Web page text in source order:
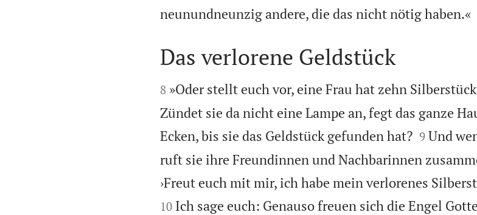
neunundneunzig andere, die das nicht nötig haben.«

Das verlorene Geldstück

8 »Oder stellt euch vor, eine Frau hat zehn
Zündet sie da nicht eine Lampe an, fegt das ganze
Ecken, bis sie das Geldstück gefunden hat?
9 Und
ruft sie ihre Freundinnen und Nachbarinnen
›Freut euch mit mir, ich habe mein verlorenes
10 Ich sage euch: Genauso freuen sich die Engel